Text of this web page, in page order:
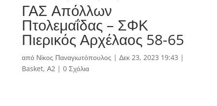
ΓΑΣ Απόλλων
Πτολεμαΐδας – ΣΦΚ
Πιερικός Αρχέλαος 58-65
από Νίκος Παναγιωτόπουλος | Δεκ 23, 2023 19:43 |
Basket, Α2| 0 Σχόλια